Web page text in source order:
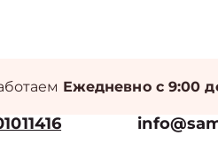
Ежедневно с 9:00